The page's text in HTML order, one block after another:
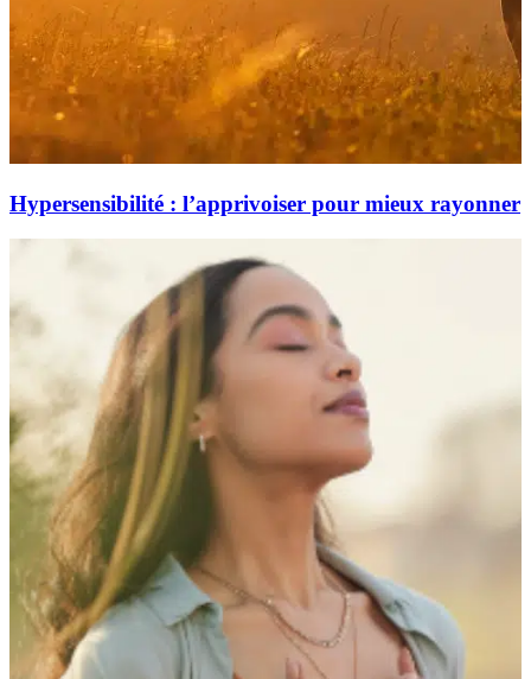
Hypersensibilité : l’apprivoiser pour mieux rayonner